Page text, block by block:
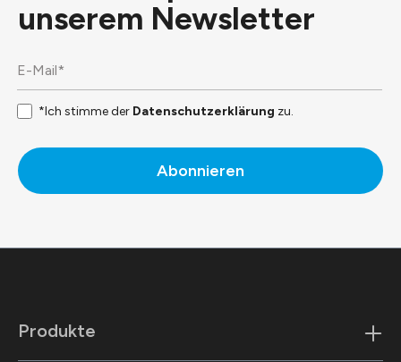
unserem Newsletter
*Ich stimme der Datenschutzerklärung zu.
Abonnieren
Produkte